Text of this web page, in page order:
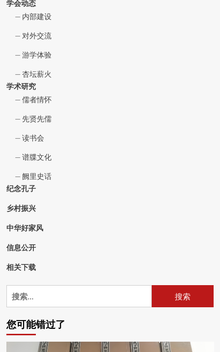
学会动态
内部建设
对外交流
游学体验
杏坛薪火
学术研究
儒者情怀
先贤先儒
读书会
谱牒文化
阙里史话
纪念孔子
乡村振兴
中华好家风
信息公开
相关下载
搜
索：
您可能错过了